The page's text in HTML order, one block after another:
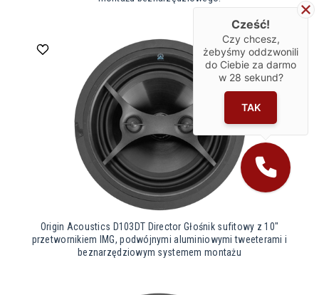
Origin Acoustics D103DT Director Głośnik sufitowy z 10″
przetwornikiem IMG, podwójnymi aluminiowymi tweeterami i
beznarzędziowym systemem montażu
Cześć!
Czy chcesz,
żebyśmy oddzwonili
do Ciebie za darmo
w 28 sekund?
TAK